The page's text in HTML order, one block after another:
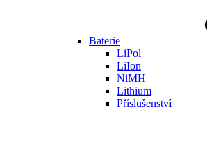
Baterie
LiPol
LiIon
NiMH
Lithium
Příslušenství